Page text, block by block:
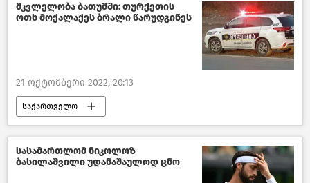
მკვლელობა ბათუმში: თურქეთის
ოთხ მოქალაქეს ბრალი წარუდგინეს
21 ოქტომბერი 2022, 20:13
საქართველო
კრიმინალი საქართველოში თურქეთი
საქართველოს პროკურატურა
ახალი ამბები
სასამართლომ ნიკოლოზ
ბასილაშვილი უდანაშაულოდ ცნო